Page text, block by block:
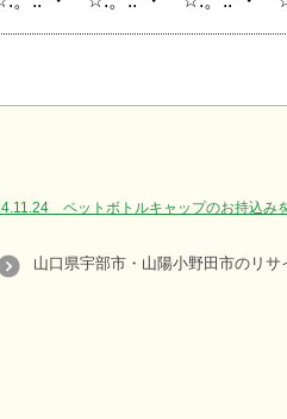
ペットボトルキャップのお持込み
山口県宇部市・山陽小野田市のリ